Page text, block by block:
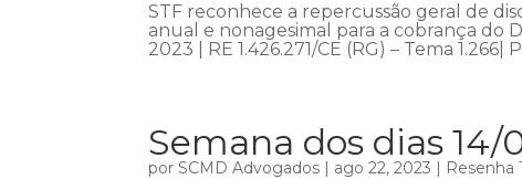
STF reconhece a repercussão geral de
anual e nonagesimal para a cobrança do
2023 | RE 1.426.271/CE (RG) – Tema
Semana dos dias
porSCMD Advogados | ago 22, 2023 | Resenha